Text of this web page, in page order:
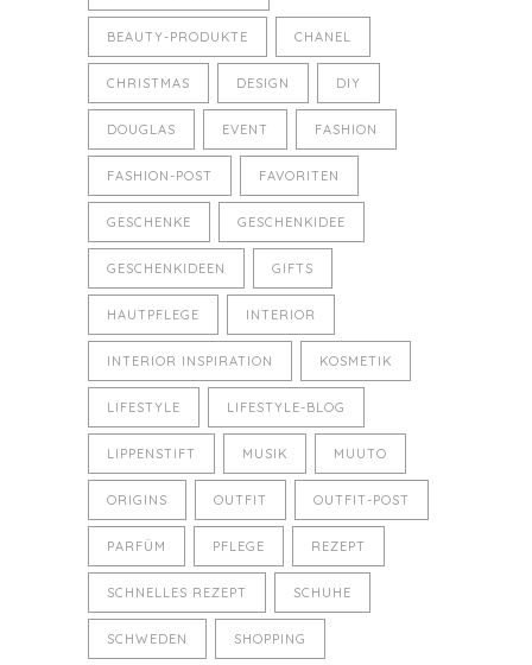
BEAUTY-PRODUKTE CHANEL
CHRISTMAS DESIGN DIY
DOUGLAS EVENT FASHION
FASHION-POST FAVORITEN
GESCHENKE GESCHENKIDEE
GESCHENKIDEEN GIFTS
HAUTPFLEGE INTERIOR
INTERIOR INSPIRATION KOSMETIK
LIFESTYLE LIFESTYLE-BLOG
LIPPENSTIFT MUSIK MUUTO
ORIGINS OUTFIT OUTFIT-POST
PARFÜM PFLEGE REZEPT
SCHNELLES REZEPT SCHUHE
SCHWEDEN SHOPPING